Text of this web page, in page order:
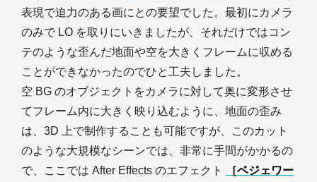
表現で迫力のある画にとの要望でした。最初にカメラ
のみで LO を取りにいきましたが、それだけではコン
テのような歪んだ地面や空を大きくフレームに収める
ことができなかったのでひと工夫しました。
空 BG のオブジェクトをカメラに対して奥に変形させ
てフレーム内に大きく映り込むように、地面の歪み
は、3D 上で制作することも可能ですが、このカット
のような大規模なシーンでは、非常に手間がかかるの
で、ここでは After Effects のエフェクト
［ベジェワー